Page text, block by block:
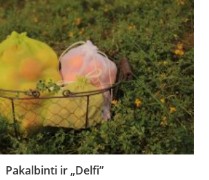
Pakalbinti ir „Delfi”